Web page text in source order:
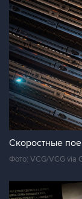
Скоростные
Фото: VCG/VCG via